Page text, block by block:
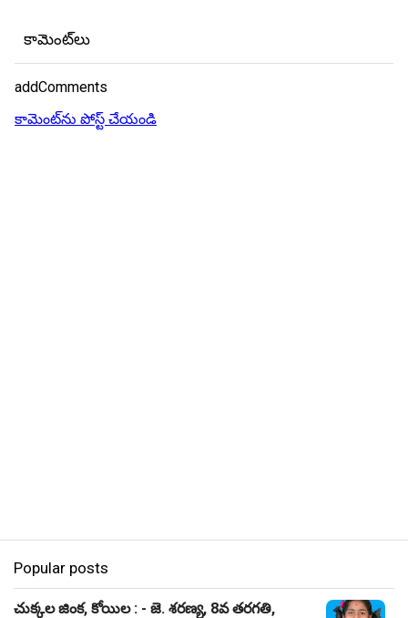
కామెంట్‌లు
addComments
కామెంట్‌ను పోస్ట్ చేయండి
Popular posts
చుక్కల జింక, కోయిల : - జె. శరణ్య, 8వ తరగతి,